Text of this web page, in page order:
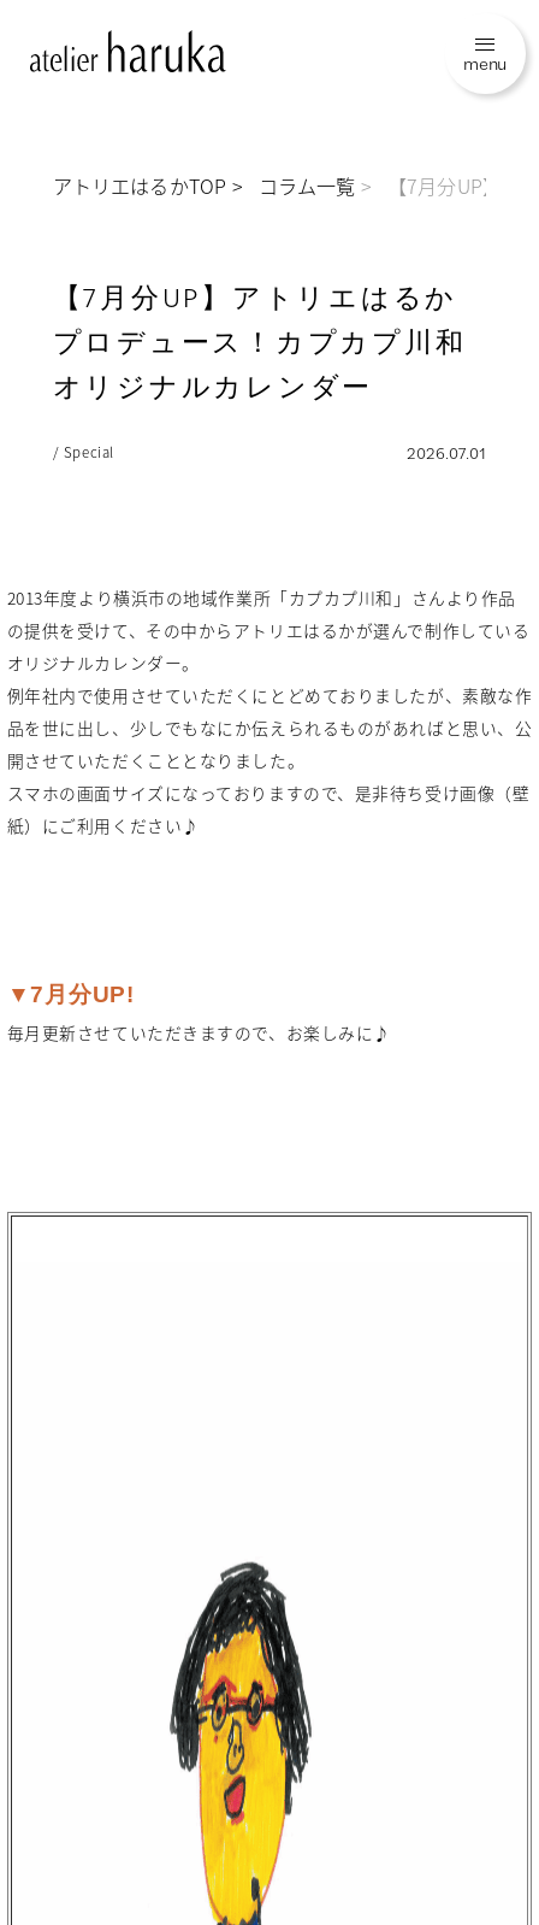
menu
アトリエはるかTOP コラム一覧 【7月分UP】
【7月分UP】アトリエはるか
プロデュース！カプカプ川和
オリジナルカレンダー
/ Special 2026.07.01
2013年度より横浜市の地域作業所「カプカプ川和」さんより作品
の提供を受けて、その中からアトリエはるかが選んで制作している
オリジナルカレンダー。
例年社内で使用させていただくにとどめておりましたが、素敵な作
品を世に出し、少しでもなにか伝えられるものがあればと思い、公
開させていただくこととなりました。
スマホの画面サイズになっておりますので、是非待ち受け画像（壁
紙）にご利用ください♪
▼7月分UP!
毎月更新させていただきますので、お楽しみに♪